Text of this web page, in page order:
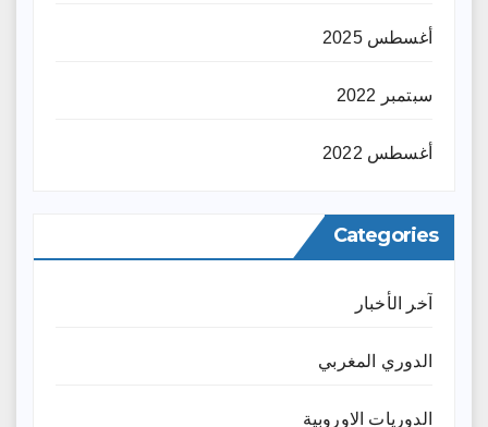
أغسطس 2025
سبتمبر 2022
أغسطس 2022
Categories
آخر الأخبار
الدوري المغربي
الدوريات الاوروبية